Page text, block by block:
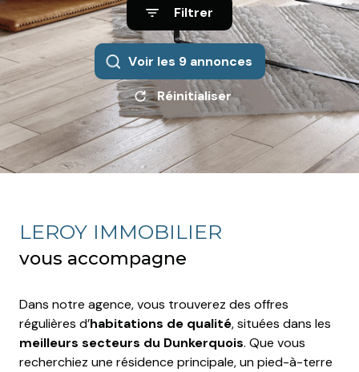
Filtrer
Voir les 9annonces
Réinitialiser
LEROY IMMOBILIER
vous accompagne
Dans notre agence, vous trouverez des offres
régulières d’habitations de qualité, situées dans les
meilleurs secteurs du Dunkerquois. Que vous
recherchiez une résidence principale, un pied-à-terre